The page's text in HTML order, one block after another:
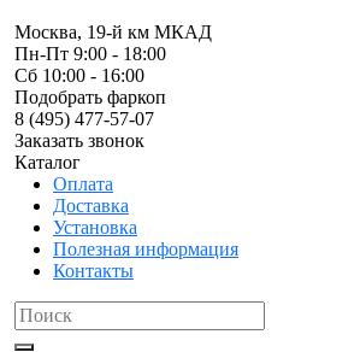
Москва, 19-й км МКАД
Пн-Пт 9:00 - 18:00
Сб 10:00 - 16:00
Подобрать фаркоп
8 (495) 477-57-07
Заказать звонок
Каталог
Оплата
Доставка
Установка
Полезная информация
Контакты